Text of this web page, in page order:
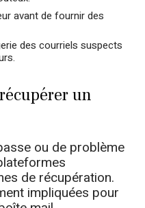
avant de fournir des
des courriels suspects
un
ou de problème
de récupération.
impliquées pour